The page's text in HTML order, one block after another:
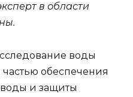
в области
воды
обеспечения
воды и защиты